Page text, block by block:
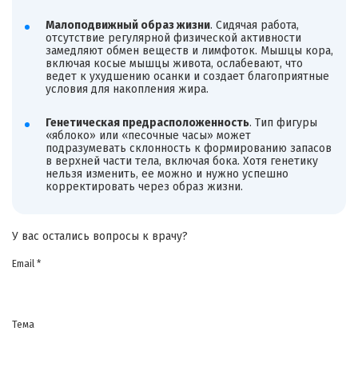
Малоподвижный образ жизни. Сидячая работа,
отсутствие регулярной физической активности
замедляют обмен веществ и лимфоток. Мышцы кора,
включая косые мышцы живота, ослабевают, что
ведет к ухудшению осанки и создает благоприятные
условия для накопления жира.
Генетическая предрасположенность. Тип фигуры
«яблоко» или «песочные часы» может
подразумевать склонность к формированию запасов
в верхней части тела, включая бока. Хотя генетику
нельзя изменить, ее можно и нужно успешно
корректировать через образ жизни.
У вас остались вопросы к врачу?
Email *
Тема